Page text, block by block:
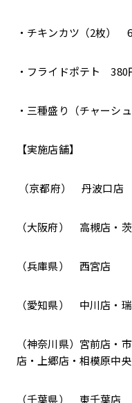
・チキンカツ（2枚）
・フライドポテト 380
・三種盛り（チャーシ
【実施店舗】
（京都府） 丹波口店
（大阪府） 高槻店・
（兵庫県） 西宮店
（愛知県） 中川店・
（神奈川県）宮前店・
店・上郷店・相模原中
（千葉県） 東千葉店